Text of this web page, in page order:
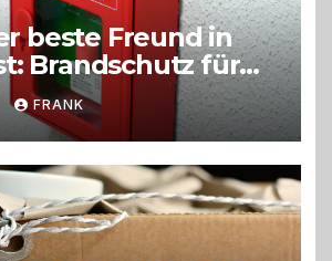
beste Freund in
Brandschutz für
eigenen Zuhause
FRANK